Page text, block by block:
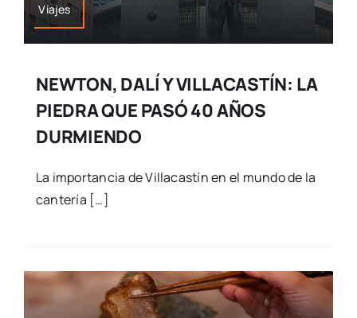
Viajes
NEWTON, DALÍ Y VILLACASTÍN: LA
PIEDRA QUE PASÓ 40 AÑOS
DURMIENDO
La importancia de Villacastín en el mundo de la
cantería […]